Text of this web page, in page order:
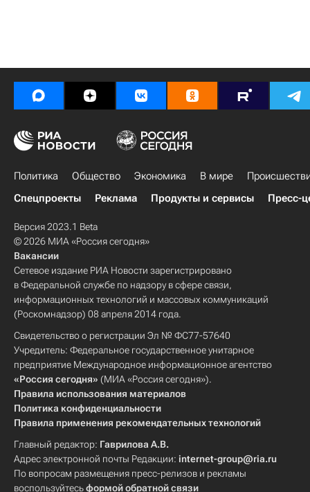
Политика Общество Экономика В мире
Спецпроекты
Реклама Продукты и сервисы Пресс-
Версия 2023.1 Beta
© 2026 МИА «Россия сегодня»
Вакансии
Сетевое издание РИА Новости зарегистрировано
в Федеральной службе по надзору в сфере связи,
информационных технологий и массовых коммуникаций
(Роскомнадзор) 08 апреля 2014 года.
Свидетельство о регистрации Эл № ФС77-57640
Учредитель: Федеральное государственное унитарное
предприятие Международное информационное агентство
«Россия сегодня» (МИА «Россия сегодня»).
Правила использования материалов
Политика конфиденциальности
Правила применения рекомендательных технологий
Главный редактор: Гаврилова А.В.
Адрес электронной почты Редакции: internet-group@ria.ru
По вопросам размещения пресс-релизов и рекламы
воспользуйтесьформой обратной связи